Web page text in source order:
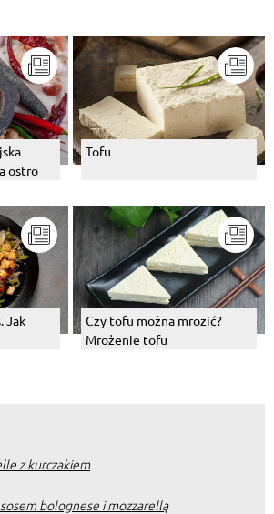
ostro
Tofu
Jak
Czy tofu można mrozić?
Mrożenie tofu
z kurczakiem
bolognese i mozzarellą